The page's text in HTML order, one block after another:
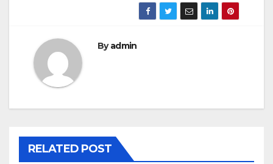
Byadmin
RELATED POST